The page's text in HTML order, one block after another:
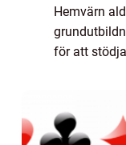
Hemvärn
för att